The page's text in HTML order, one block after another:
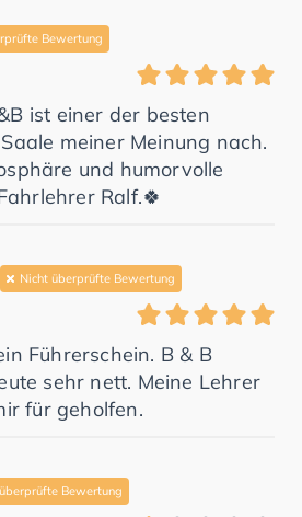
Bewertung
ist einer der besten
meiner Meinung nach.
und humorvolle
Ralf.🍀
Nicht überprüfte Bewertung
Führerschein. B & B
sehr nett. Meine Lehrer
für geholfen.
Bewertung